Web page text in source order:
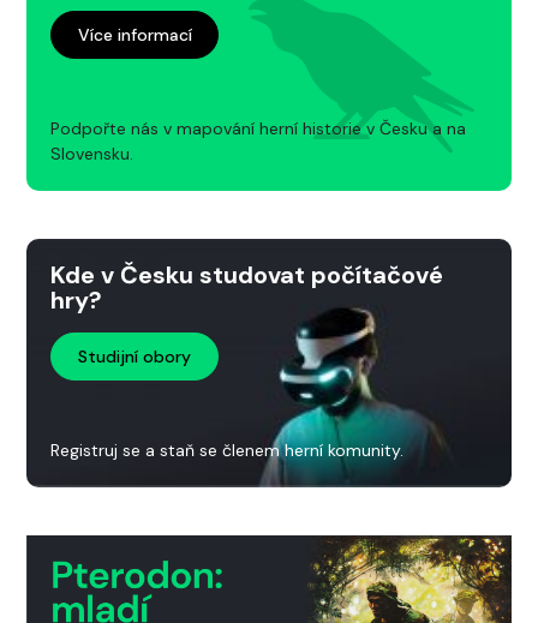
Více informací
Podpořte nás v mapování herní historie v Česku a na
Slovensku.
Kde v Česku studovat počítačové
hry?
Studijní obory
Registruj se a staň se členem herní komunity.